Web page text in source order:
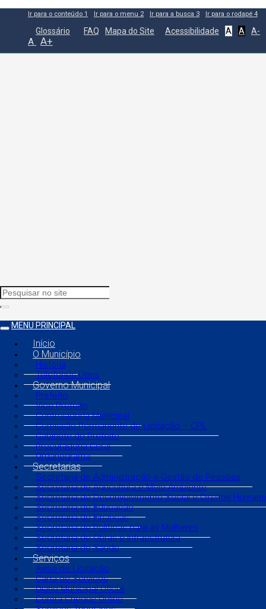
Ir para o conteúdo 1 Ir para o menu 2 Ir para a busca 3 Ir para o rodapé 4
Glossário FAQ Mapa do Site Acessibilidade A A A-
A A+
MENU PRINCIPAL
Início
O Município
História
Telefones Úteis
Governo Municipal
Prefeito
Vice Prefeito
Controladoria Municipal
Comissão Permanente de Licitação – CPL
Gabinete do Prefeito
Procuradoria Geral
Organograma
Secretarias
Secretaria de Administração e Gestão de Pessoas
Secretaria de Agricultura e Meio Ambiente
Secretaria de Desenvolvimento Social e Direitos
Secretaria de Educação
Secretaria de Finanças
Secretaria de Políticas para as Mulheres
Secretaria de Obras e Infraestrutura
Secretaria de Saúde
Serviços
Aviso de Licitação
Carta de Serviços
Diário Municipal Oficial
Contra Cheque Online